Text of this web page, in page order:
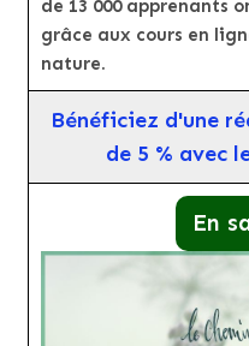
de 13 000 apprenants
grâce aux cours en
nature.
Bénéficiez d'une
de 5 % avec
En